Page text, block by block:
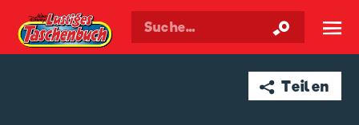
Walt Disneys Taschenbuch ☰
➦ Teilen